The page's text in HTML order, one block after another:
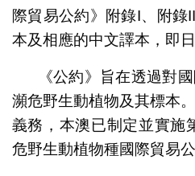
際貿易公約》附錄I、附錄
本及相應的中文譯本，即日
《公約》旨在透過對
瀕危野生動植物及其標本
義務，本澳已制定並實施
危野生動植物種國際貿易